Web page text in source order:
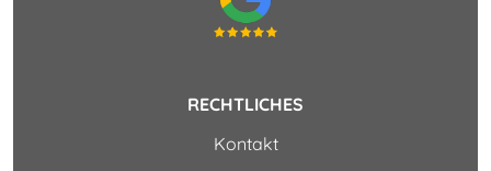
RECHTLICHES
Kontakt